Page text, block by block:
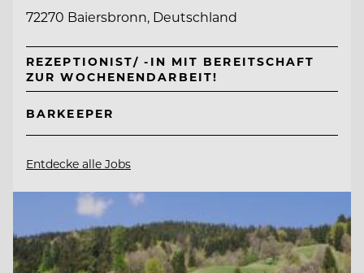
72270 Baiersbronn, Deutschland
REZEPTIONIST/ -IN MIT BEREITSCHAFT
ZUR WOCHENENDARBEIT!
BARKEEPER
Entdecke alle Jobs